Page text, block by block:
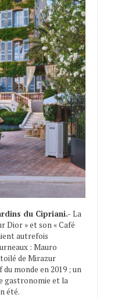
du Cipriani.- La
Dior » et son « Café
autrefois
: Mauro
de Mirazur
monde en 2019 ; un
gastronomie et la
été.